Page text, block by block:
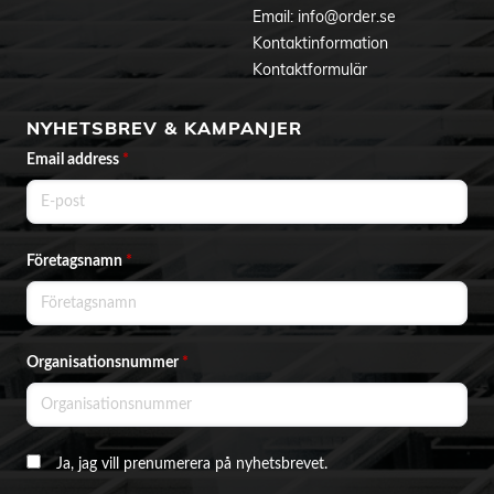
Email: info@order.se
Kontaktinformation
Kontaktformulär
NYHETSBREV & KAMPANJER
Email address *
Företagsnamn*
Organisationsnummer *
Ja, jag vill prenumerera på nyhetsbrevet.